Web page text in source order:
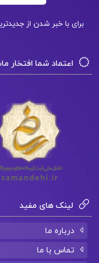
متن کتاب
خلاصه کتاب
دانلود رایگان
کتاب
برای با خبر شدن از
اعتماد شما افتخار
لینک های مفید
درباره ما
تماس با ما